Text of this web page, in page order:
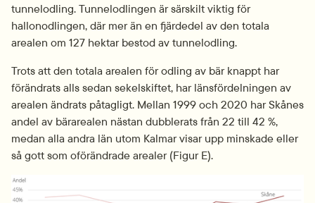
tunnelodling. Tunnelodlingen är särskilt viktig för
hallonodlingen, där mer än en fjärdedel av den totala
arealen om 127 hektar bestod av tunnelodling.
Trots att den totala arealen för odling av bär knappt har
förändrats alls sedan sekelskiftet, har länsfördelningen av
arealen ändrats påtagligt. Mellan 1999 och 2020 har Skånes
andel av bärarealen nästan dubblerats från 22 till 42 %,
medan alla andra län utom Kalmar visar upp minskade eller
så gott som oförändrade arealer (Figur E).